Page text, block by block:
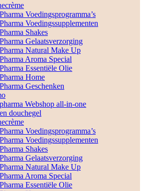
Voedingsprogramma’s
Voedingssupplementen
Shakes
Gelaatsverzorging
Natural Make Up
Aroma Special
Essentiële Olie
Home
Geschenken
Webshop all-in-one
douchegel
Voedingsprogramma’s
Voedingssupplementen
Shakes
Gelaatsverzorging
Natural Make Up
Aroma Special
Essentiële Olie